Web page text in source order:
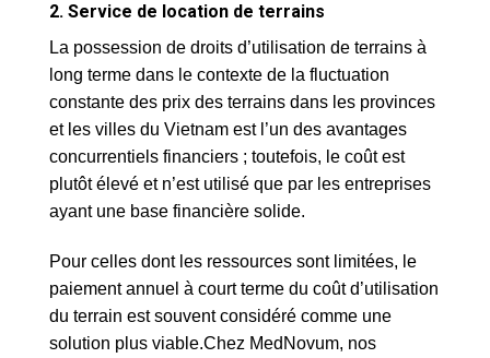
2. Service de location de terrains
La possession de droits d’utilisation de terrains à
long terme dans le contexte de la fluctuation
constante des prix des terrains dans les provinces
et les villes du Vietnam est l’un des avantages
concurrentiels financiers ; toutefois, le coût est
plutôt élevé et n’est utilisé que par les entreprises
ayant une base financière solide.
Pour celles dont les ressources sont limitées, le
paiement annuel à court terme du coût d’utilisation
du terrain est souvent considéré comme une
solution plus viable.Chez MedNovum, nos